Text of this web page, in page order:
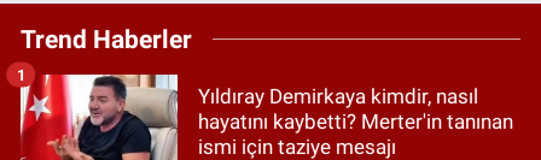
Trend Haberler
Yıldıray Demirkaya kimdir, nasıl
hayatını kaybetti? Merter'in tanınan
ismi için taziye mesajı
1